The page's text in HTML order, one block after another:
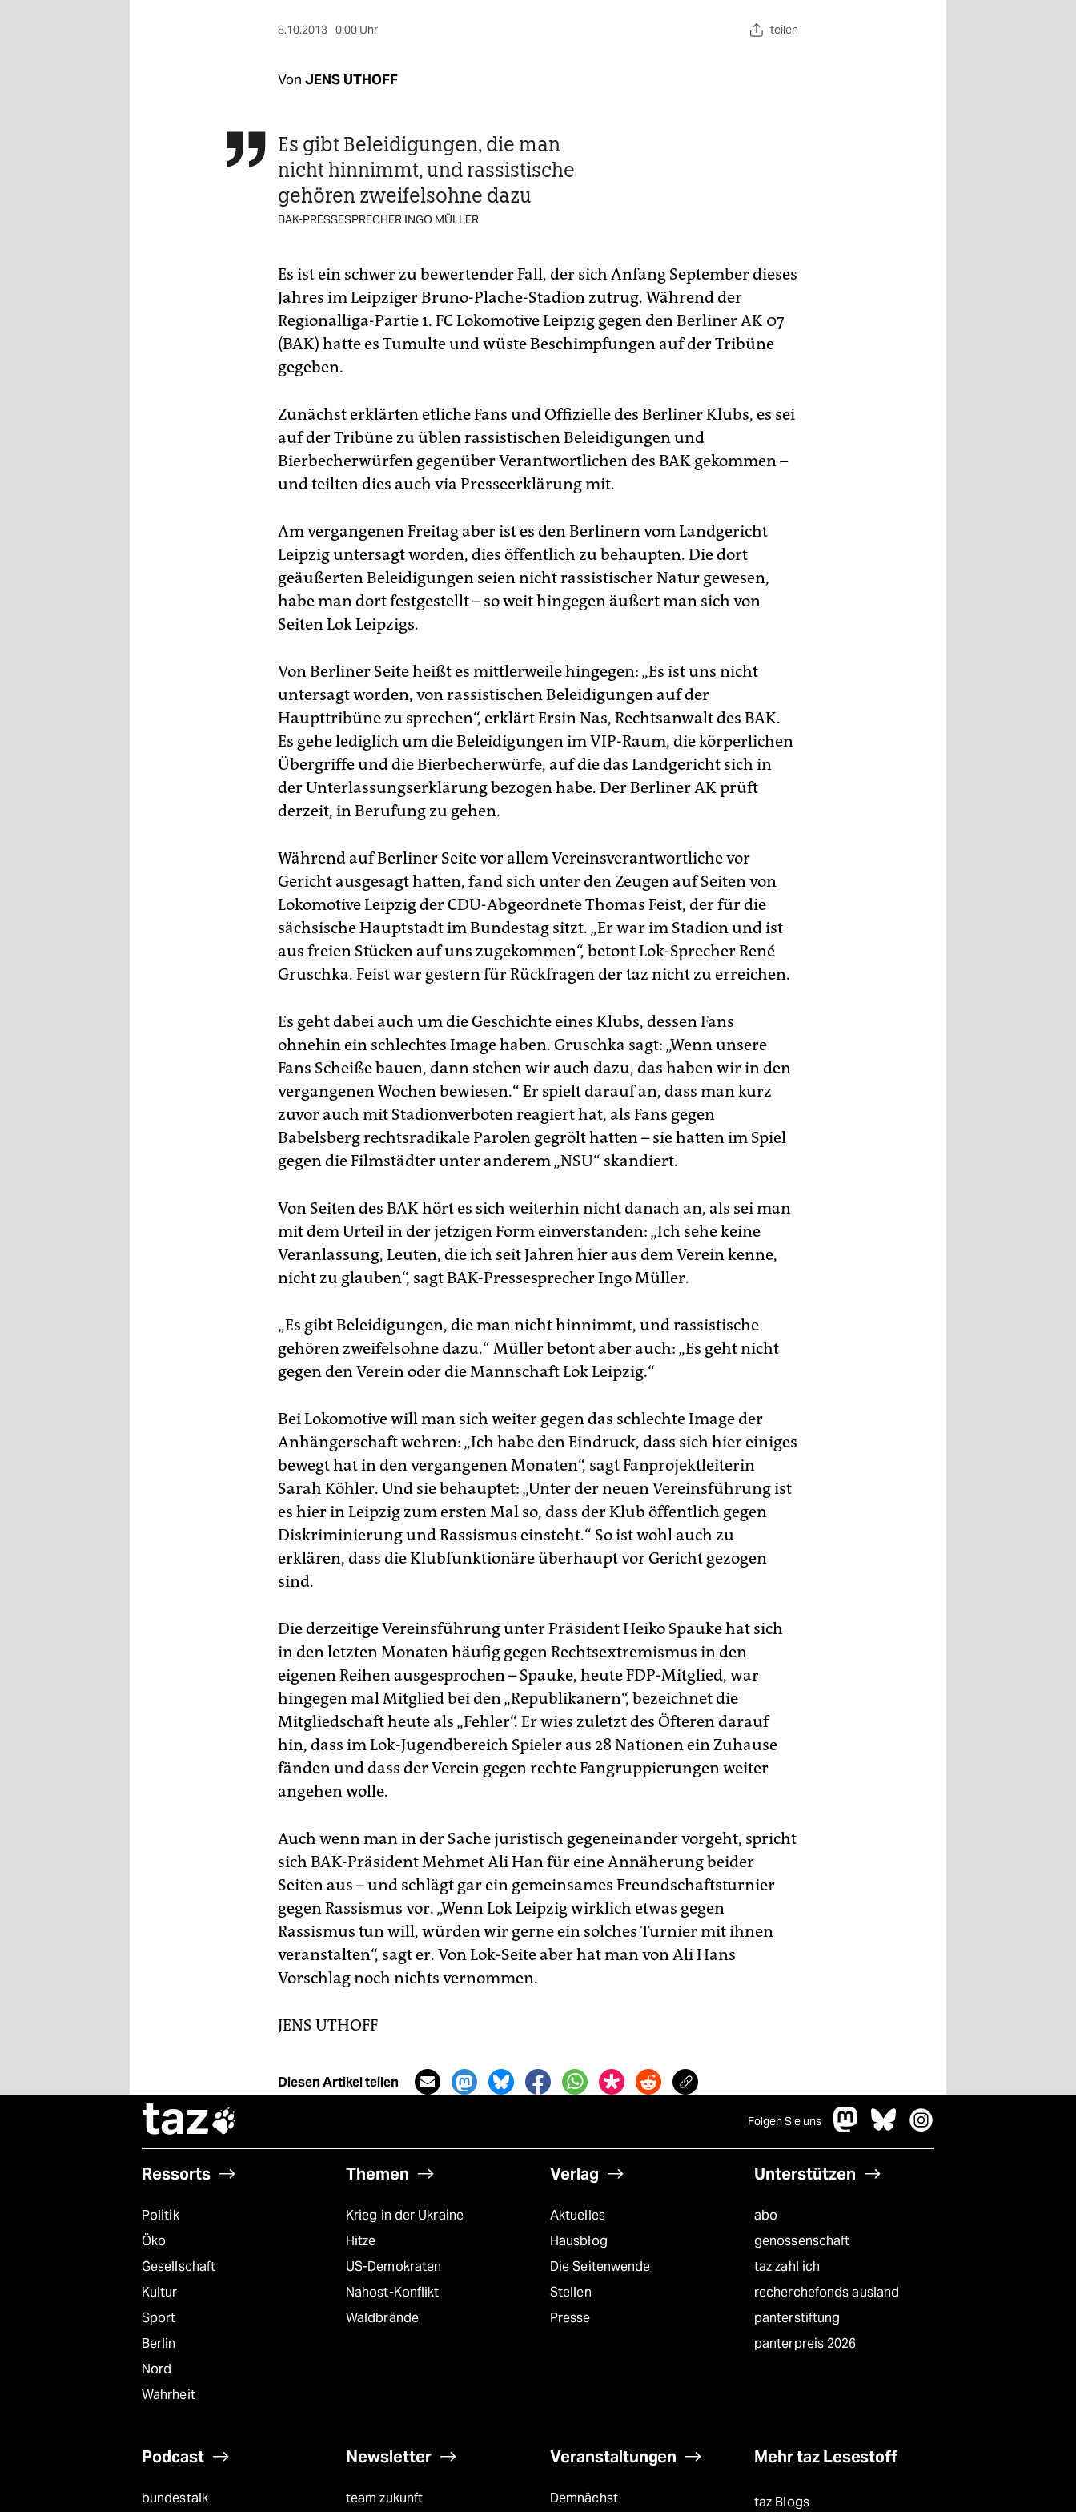
veranstaltungen
8.10.2013 0:00 Uhr teilen
Von JENS UTHOFF
 Es gibt Beleidigungen, die man
nicht hinnimmt, und rassistische
gehören zweifelsohne dazu
BAK-PRESSESPRECHER INGO MÜLLER
Es ist ein schwer zu bewertender Fall, der sich Anfang September dieses
Jahres im Leipziger Bruno-Plache-Stadion zutrug. Während der
Regionalliga-Partie 1. FC Lokomotive Leipzig gegen den Berliner AK 07
(BAK) hatte es Tumulte und wüste Beschimpfungen auf der Tribüne
gegeben.
Zunächst erklärten etliche Fans und Offizielle des Berliner Klubs, es sei
auf der Tribüne zu üblen rassistischen Beleidigungen und
Bierbecherwürfen gegenüber Verantwortlichen des BAK gekommen –
und teilten dies auch via Presseerklärung mit.
Am vergangenen Freitag aber ist es den Berlinern vom Landgericht
Leipzig untersagt worden, dies öffentlich zu behaupten. Die dort
geäußerten Beleidigungen seien nicht rassistischer Natur gewesen,
habe man dort festgestellt – so weit hingegen äußert man sich von
Seiten Lok Leipzigs.
Von Berliner Seite heißt es mittlerweile hingegen: „Es ist uns nicht
untersagt worden, von rassistischen Beleidigungen auf der
Haupttribüne zu sprechen“, erklärt Ersin Nas, Rechtsanwalt des BAK.
Es gehe lediglich um die Beleidigungen im VIP-Raum, die körperlichen
Übergriffe und die Bierbecherwürfe, auf die das Landgericht sich in
der Unterlassungserklärung bezogen habe. Der Berliner AK prüft
derzeit, in Berufung zu gehen.
Während auf Berliner Seite vor allem Vereinsverantwortliche vor
Gericht ausgesagt hatten, fand sich unter den Zeugen auf Seiten von
Lokomotive Leipzig der CDU-Abgeordnete Thomas Feist, der für die
sächsische Hauptstadt im Bundestag sitzt. „Er war im Stadion und ist
aus freien Stücken auf uns zugekommen“, betont Lok-Sprecher René
Gruschka. Feist war gestern für Rückfragen der taz nicht zu erreichen.
Es geht dabei auch um die Geschichte eines Klubs, dessen Fans
ohnehin ein schlechtes Image haben. Gruschka sagt: „Wenn unsere
Fans Scheiße bauen, dann stehen wir auch dazu, das haben wir in den
vergangenen Wochen bewiesen.“ Er spielt darauf an, dass man kurz
zuvor auch mit Stadionverboten reagiert hat, als Fans gegen
Babelsberg rechtsradikale Parolen gegrölt hatten – sie hatten im Spiel
gegen die Filmstädter unter anderem „NSU“ skandiert.
Von Seiten des BAK hört es sich weiterhin nicht danach an, als sei man
mit dem Urteil in der jetzigen Form einverstanden: „Ich sehe keine
Veranlassung, Leuten, die ich seit Jahren hier aus dem Verein kenne,
nicht zu glauben“, sagt BAK-Pressesprecher Ingo Müller.
„Es gibt Beleidigungen, die man nicht hinnimmt, und rassistische
gehören zweifelsohne dazu.“ Müller betont aber auch: „Es geht nicht
gegen den Verein oder die Mannschaft Lok Leipzig.“
Bei Lokomotive will man sich weiter gegen das schlechte Image der
Anhängerschaft wehren: „Ich habe den Eindruck, dass sich hier einiges
bewegt hat in den vergangenen Monaten“, sagt Fanprojektleiterin
Sarah Köhler. Und sie behauptet: „Unter der neuen Vereinsführung ist
es hier in Leipzig zum ersten Mal so, dass der Klub öffentlich gegen
Diskriminierung und Rassismus einsteht.“ So ist wohl auch zu
erklären, dass die Klubfunktionäre überhaupt vor Gericht gezogen
sind.
Die derzeitige Vereinsführung unter Präsident Heiko Spauke hat sich
in den letzten Monaten häufig gegen Rechtsextremismus in den
eigenen Reihen ausgesprochen – Spauke, heute FDP-Mitglied, war
hingegen mal Mitglied bei den „Republikanern“, bezeichnet die
Mitgliedschaft heute als „Fehler“. Er wies zuletzt des Öfteren darauf
hin, dass im Lok-Jugendbereich Spieler aus 28 Nationen ein Zuhause
fänden und dass der Verein gegen rechte Fangruppierungen weiter
angehen wolle.
Auch wenn man in der Sache juristisch gegeneinander vorgeht, spricht
sich BAK-Präsident Mehmet Ali Han für eine Annäherung beider
Seiten aus – und schlägt gar ein gemeinsames Freundschaftsturnier
gegen Rassismus vor. „Wenn Lok Leipzig wirklich etwas gegen
Rassismus tun will, würden wir gerne ein solches Turnier mit ihnen
veranstalten“, sagt er. Von Lok-Seite aber hat man von Ali Hans
Vorschlag noch nichts vernommen.
JENS UTHOFF
Diesen Artikel teilen
taz Folgen Sie uns
Ressorts
Politik
Öko
Gesellschaft
Kultur
Sport
Berlin
Nord
Wahrheit
Themen
Krieg in der Ukraine
Hitze
US-Demokraten
Nahost-Konflikt
Waldbrände
Verlag
Aktuelles
Hausblog
Die Seitenwende
Stellen
Presse
Unterstützen
abo
genossenschaft
taz zahl ich
recherchefonds ausland
panterstiftung
panterpreis 2026
Podcast
bundestalk
Newsletter
team zukunft
Veranstaltungen
Demnächst
Mehr taz Lesestoff
taz Blogs